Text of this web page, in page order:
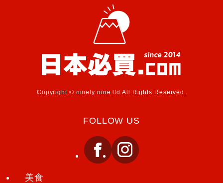
Copyright © ninety nine.ltd All Rights Reserved.
FOLLOW US
美食